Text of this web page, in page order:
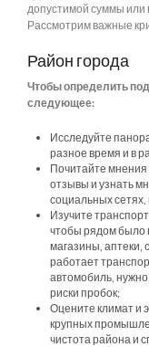
допустимой суммы или
Рассмотрим важные
Район города
Чтобы определить
следующее:
Исследуйте
разное время и в
Почитайте
отзывы и узнать
социальных
Изучите
чтобы рядом было
магазины, аптеки,
работает
автомобиль,
риски пробок;
Оцените климат и
крупных
чистота района и